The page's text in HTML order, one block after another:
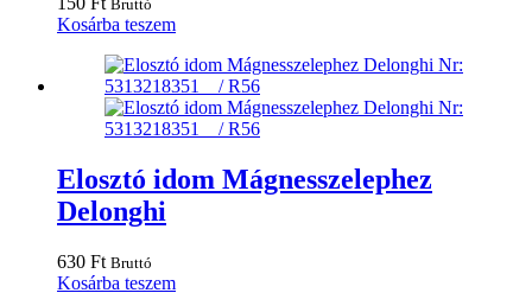
Bruttó
Kosárba teszem
Elosztó idom Mágnesszelephez
Delonghi
630 Ft Bruttó
Kosárba teszem